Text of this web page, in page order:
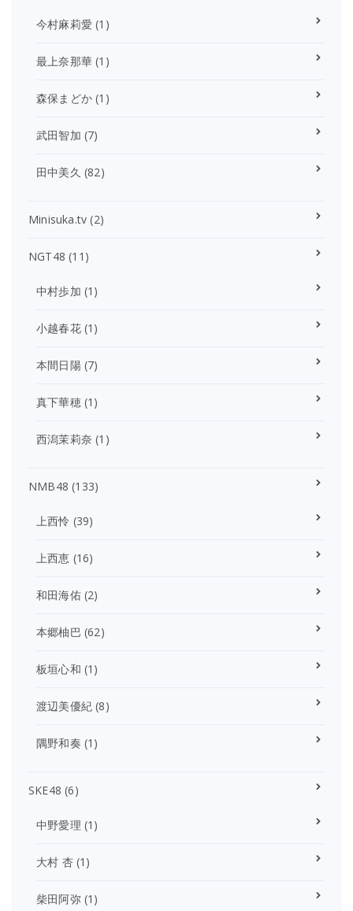
今村麻莉愛 (1)
最上奈那華 (1)
森保まどか (1)
武田智加 (7)
田中美久 (82)
Minisuka.tv (2)
NGT48 (11)
中村歩加 (1)
小越春花(1)
本間日陽(7)
真下華穂(1)
西潟茉莉奈 (1)
NMB48 (133)
上西怜 (39)
上西恵 (16)
和田海佑(2)
本郷柚巴 (62)
板垣心和 (1)
渡辺美優紀 (8)
隅野和奏 (1)
SKE48 (6)
中野愛理 (1)
大村 杏(1)
柴田阿弥(1)